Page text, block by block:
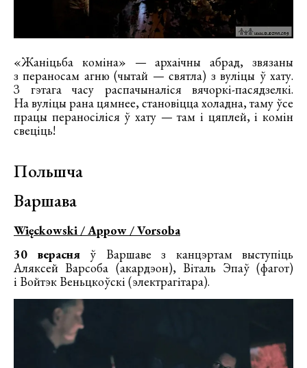
«Жаніцьба коміна» — архаічны абрад, звязаны
з пераносам агню (чытай — святла) з вуліцы ў хату.
З гэтага часу распачыналіся вячоркі-пасядзелкі.
На вуліцы рана цямнее, становіцца холадна, таму ўсе
працы пераносіліся ў хату — там і цяплей, і комін
свеціць!
Польшча
Варшава
Więckowski / Appow / Vorsoba
30 верасня ў Варшаве з канцэртам выступіць
Аляксей Варсоба (акардэон), Віталь Эпаў (фагот)
і Войтэк Веньцкоўскі (электрагітара).